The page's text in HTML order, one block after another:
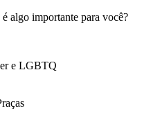
algo importante para você?
e LGBTQ